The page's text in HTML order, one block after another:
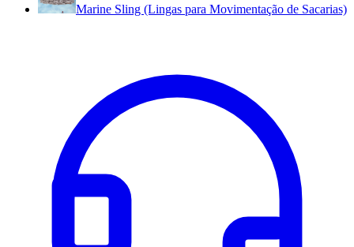
Marine Sling (Lingas para Movimentação de Sacarias)